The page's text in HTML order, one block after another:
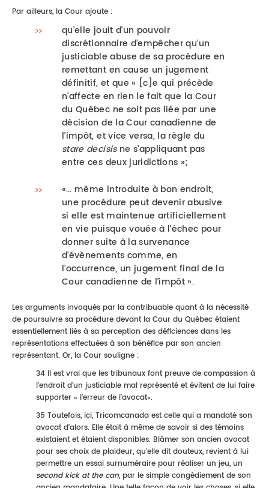
Par ailleurs, la Cour ajoute :
qu’elle jouit d’un pouvoir
discrétionnaire d’empêcher qu’un
justiciable abuse de sa procédure en
remettant en cause un jugement
définitif, et que « [c]e qui précède
n’affecte en rien le fait que la Cour
du Québec ne soit pas liée par une
décision de la Cour canadienne de
l’impôt, et vice versa, la règle du
stare decisis ne s’appliquant pas
entre ces deux juridictions »;
«… même introduite à bon endroit,
une procédure peut devenir abusive
si elle est maintenue artificiellement
en vie puisque vouée à l’échec pour
donner suite à la survenance
d’évènements comme, en
l’occurrence, un jugement final de la
Cour canadienne de l’impôt ».
Les arguments invoqués par la contribuable quant à la nécessité
de poursuivre sa procédure devant la Cour du Québec étaient
essentiellement liés à sa perception des déficiences dans les
représentations effectuées à son bénéfice par son ancien
représentant. Or, la Cour souligne :
34 Il est vrai que les tribunaux font preuve de compassion à
l’endroit d’un justiciable mal représenté et évitent de lui faire
supporter « l’erreur de l’avocat».
35 Toutefois, ici, Tricomcanada est celle qui a mandaté son
avocat d’alors. Elle était à même de savoir si des témoins
existaient et étaient disponibles. Blâmer son ancien avocat
pour ses choix de plaideur, qu’elle dit douteux, revient à lui
permettre un essai surnuméraire pour réaliser un jeu, un
second kick at the can, par le simple congédiement de son